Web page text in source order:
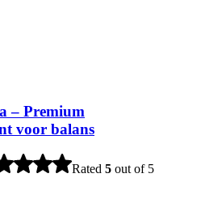
– Premium
voor balans
Rated 5 out of 5